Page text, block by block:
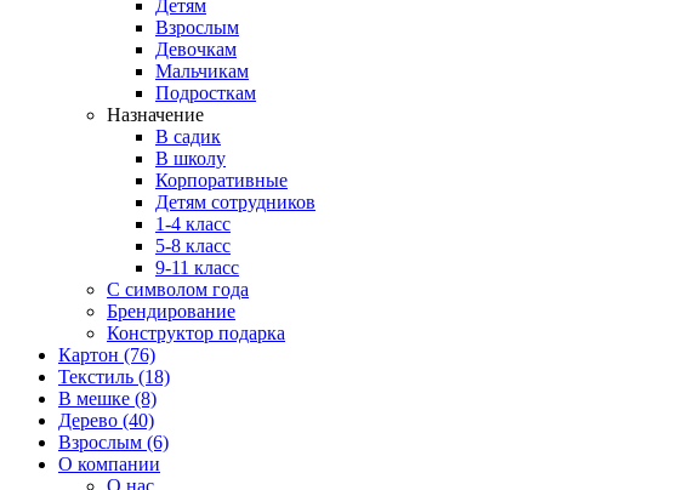
Детям
Взрослым
Девочкам
Мальчикам
Подросткам
Назначение
В садик
В школу
Корпоративные
Детям сотрудников
1-4 класс
5-8 класс
9-11 класс
С символом года
Брендирование
Конструктор подарка
Картон (76)
Текстиль (18)
В мешке (8)
Дерево (40)
Взрослым (6)
О компании
О нас